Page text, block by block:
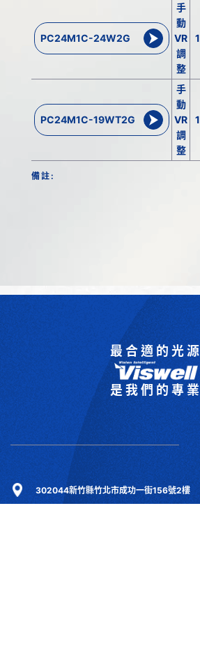
PC24M1C-24W2G
手
動
VR
調
整
1
PC24M1C-19WT2G
手
動
VR
調
整
1
備註:
最合適的光源
是我們的專業
302044新竹縣竹北市成功一街156號2樓